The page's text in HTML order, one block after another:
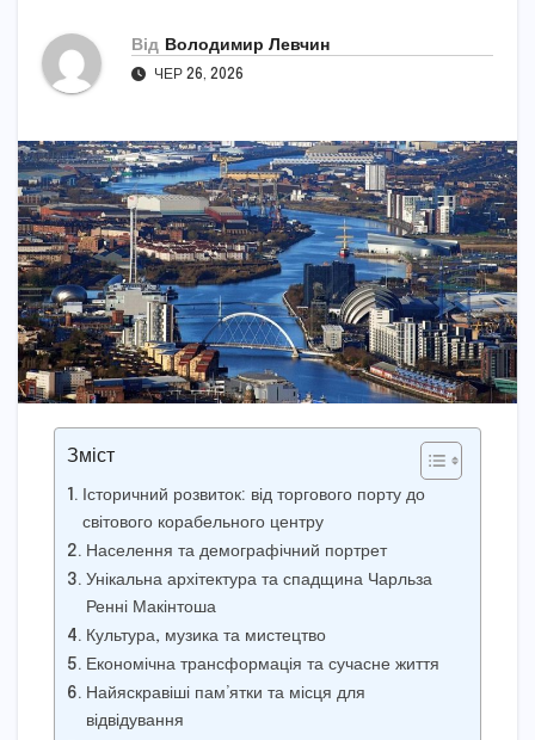
Від Володимир Левчин
ЧЕР 26, 2026
Зміст
Історичний розвиток: від торгового порту до
світового корабельного центру
Населення та демографічний портрет
Унікальна архітектура та спадщина Чарльза
Ренні Макінтоша
Культура, музика та мистецтво
Економічна трансформація та сучасне життя
Найяскравіші пам’ятки та місця для
відвідування